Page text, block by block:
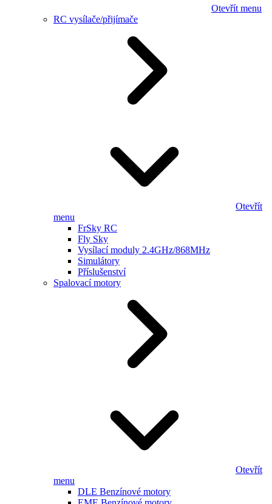
Otevřít menu
RC vysílače/přijímače
Otevřít
menu
FrSky RC
Fly Sky
Vysílací moduly 2.4GHz/868MHz
Simulátory
Příslušenství
Spalovací motory
Otevřít
menu
DLE Benzínové motory